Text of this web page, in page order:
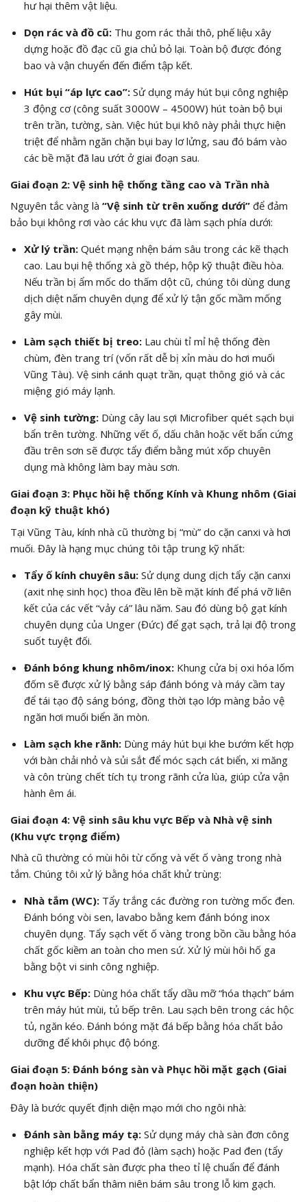
hư hại thêm vật liệu.
Dọn rác và đồ cũ:Thu gom rác thải thô, phế liệu xây
dựng hoặc đồ đạc cũ gia chủ bỏ lại. Toàn bộ được đóng
bao và vận chuyển đến điểm tập kết.
Hút bụi “áp lực cao”:Sử dụng máy hút bụi công nghiệp
3 động cơ (công suất 3000W – 4500W) hút toàn bộ bụi
trên trần, tường, sàn. Việc hút bụi khô này phải thực hiện
triệt để nhằm ngăn chặn bụi bay lơ lửng, sau đó bám vào
các bề mặt đã lau ướt ở giai đoạn sau.
Giai đoạn 2: Vệ sinh hệ thống tầng cao và Trần nhà
Nguyên tắc vàng là “Vệ sinh từ trên xuống dưới” để đảm
bảo bụi không rơi vào các khu vực đã làm sạch phía dưới:
Xử lý trần:Quét mạng nhện bám sâu trong các kẽ thạch
cao. Lau bụi hệ thống xà gồ thép, hộp kỹ thuật điều hòa.
Nếu trần bị ẩm mốc do thấm dột cũ, chúng tôi dùng dung
dịch diệt nấm chuyên dụng để xử lý tận gốc mầm mống
gây mùi.
Làm sạch thiết bị treo:Lau chùi tỉ mỉ hệ thống đèn
chùm, đèn trang trí (vốn rất dễ bị xỉn màu do hơi muối
Vũng Tàu). Vệ sinh cánh quạt trần, quạt thông gió và các
miệng gió máy lạnh.
Vệ sinh tường:Dùng cây lau sợi Microfiber quét sạch bụi
bẩn trên tường. Những vết ố, dấu chân hoặc vết bẩn cứng
đầu trên sơn sẽ được tẩy điểm bằng mút xốp chuyên
dụng mà không làm bay màu sơn.
Giai đoạn 3: Phục hồi hệ thống Kính và Khung nhôm (Giai
đoạn kỹ thuật khó)
Tại Vũng Tàu, kính nhà cũ thường bị “mù” do cặn canxi và hơi
muối. Đây là hạng mục chúng tôi tập trung kỹ nhất:
Tẩy ố kính chuyên sâu:Sử dụng dung dịch tẩy cặn canxi
(axit nhẹ sinh học) thoa đều lên bề mặt kính để phá vỡ liên
kết của các vết “vảy cá” lâu năm. Sau đó dùng bộ gạt kính
chuyên dụng của Unger (Đức) để gạt sạch, trả lại độ trong
suốt tuyệt đối.
Đánh bóng khung nhôm/inox:Khung cửa bị oxi hóa lốm
đốm sẽ được xử lý bằng sáp đánh bóng và máy cầm tay
để tái tạo độ sáng bóng, đồng thời tạo lớp màng bảo vệ
ngăn hơi muối biển ăn mòn.
Làm sạch khe rãnh:Dùng máy hút bụi khe bướm kết hợp
với bàn chải nhỏ và sủi sắt để móc sạch cát biển, xi măng
và côn trùng chết tích tụ trong rãnh cửa lùa, giúp cửa vận
hành êm ái.
Giai đoạn 4: Vệ sinh sâu khu vực Bếp và Nhà vệ sinh
(Khu vực trọng điểm)
Nhà cũ thường có mùi hôi từ cống và vết ố vàng trong nhà
tắm. Chúng tôi xử lý bằng hóa chất khử trùng:
Nhà tắm (WC):Tẩy trắng các đường ron tường mốc đen.
Đánh bóng vòi sen, lavabo bằng kem đánh bóng inox
chuyên dụng. Tẩy sạch vết ố vàng trong bồn cầu bằng hóa
chất gốc kiềm an toàn cho men sứ. Xử lý mùi hôi hố ga
bằng bột vi sinh công nghiệp.
Khu vực Bếp:Dùng hóa chất tẩy dầu mỡ “hóa thạch” bám
trên máy hút mùi, tủ bếp trên. Lau sạch bên trong các hộc
tủ, ngăn kéo. Đánh bóng mặt đá bếp bằng hóa chất bảo
dưỡng để khôi phục độ bóng.
Giai đoạn 5: Đánh bóng sàn và Phục hồi mặt gạch (Giai
đoạn hoàn thiện)
Đây là bước quyết định diện mạo mới cho ngôi nhà:
Đánh sàn bằng máy tạ:Sử dụng máy chà sàn đơn công
nghiệp kết hợp với Pad đỏ (làm sạch) hoặc Pad đen (tẩy
mạnh). Hóa chất sàn được pha theo tỉ lệ chuẩn để đánh
bật lớp chất bẩn thâm niên bám sâu trong lỗ kim gạch.